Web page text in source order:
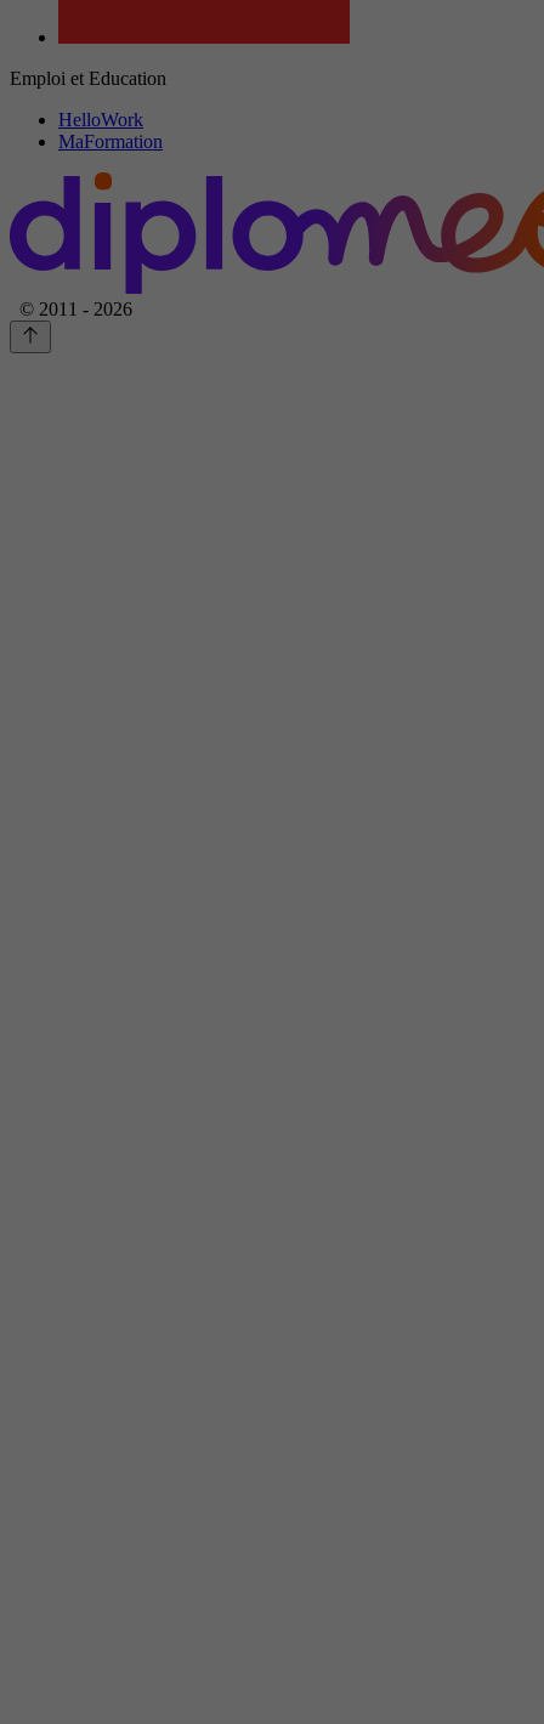
Emploi et Education
HelloWork
MaFormation
© 2011 - 2026